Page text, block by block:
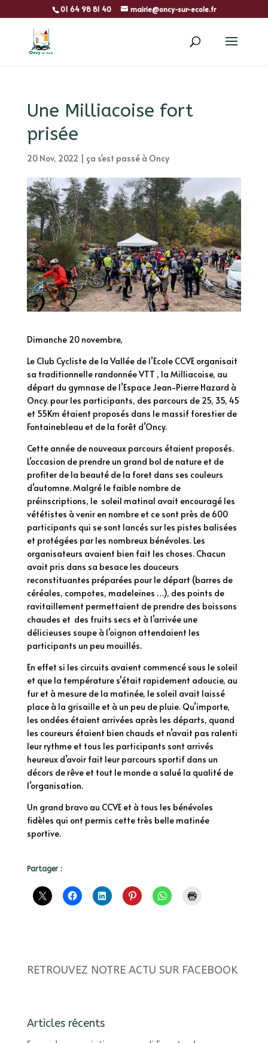
01 64 98 81 40 mairie@oncy-sur-ecole.fr
Une Milliacoise fort
prisée
20 Nov, 2022 | ça s'est passé à Oncy
Dimanche 20 novembre,
Le Club Cycliste de la Vallée de l’Ecole CCVE organisait
sa traditionnelle randonnée VTT , la Milliacoise, au
départ du gymnase de l’Espace Jean-Pierre Hazard à
Oncy. pour les participants, des parcours de 25, 35, 45
et 55Km étaient proposés dans le massif forestier de
Fontainebleau et de la forêt d’Oncy.
Cette année de nouveaux parcours étaient proposés.
L’occasion de prendre un grand bol de nature et de
profiter de la beauté de la foret dans ses couleurs
d’automne. Malgré le faible nombre de
préinscriptions, le soleil matinal avait encouragé les
vététistes à venir en nombre et ce sont près de 600
participants qui se sont lancés sur les pistes balisées
et protégées par les nombreux bénévoles. Les
organisateurs avaient bien fait les choses. Chacun
avait pris dans sa besace les douceurs
reconstituantes préparées pour le départ (barres de
céréales, compotes, madeleines …), des points de
ravitaillement permettaient de prendre des boissons
chaudes et des fruits secs et à l’arrivée une
délicieuses soupe à l’oignon attendaient les
participants un peu mouillés.
En effet si les circuits avaient commencé sous le soleil
et que la température s’était rapidement adoucie, au
fur et à mesure de la matinée, le soleil avait laissé
place à la grisaille et à un peu de pluie. Qu’importe,
les ondées étaient arrivées après les départs, quand
les coureurs étaient bien chauds et n’avait pas ralenti
leur rythme et tous les participants sont arrivés
heureux d’avoir fait leur parcours sportif dans un
décors de rêve et tout le monde a salué la qualité de
l’organisation.
Un grand bravo au CCVE et à tous les bénévoles
fidèles qui ont permis cette très belle matinée
sportive.
Partager :
RETROUVEZ NOTRE ACTU SUR FACEBOOK
Articles récents